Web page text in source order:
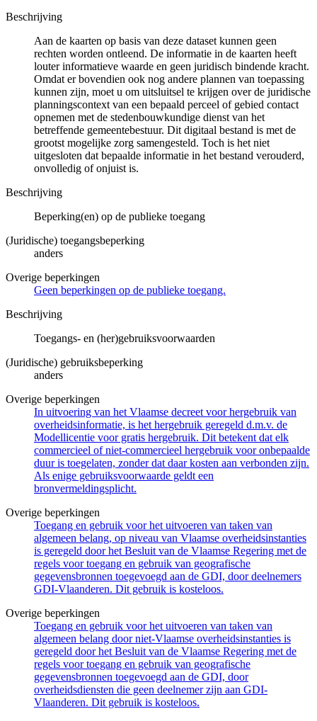
Beschrijving
Aan de kaarten op basis van deze dataset kunnen geen
rechten worden ontleend. De informatie in de kaarten heeft
louter informatieve waarde en geen juridisch bindende kracht.
Omdat er bovendien ook nog andere plannen van toepassing
kunnen zijn, moet u om uitsluitsel te krijgen over de juridische
planningscontext van een bepaald perceel of gebied contact
opnemen met de stedenbouwkundige dienst van het
betreffende gemeentebestuur. Dit digitaal bestand is met de
grootst mogelijke zorg samengesteld. Toch is het niet
uitgesloten dat bepaalde informatie in het bestand verouderd,
onvolledig of onjuist is.
Beschrijving
Beperking(en) op de publieke toegang
(Juridische) toegangsbeperking
anders
Overige beperkingen
Geen beperkingen op de publieke toegang.
Beschrijving
Toegangs- en (her)gebruiksvoorwaarden
(Juridische) gebruiksbeperking
anders
Overige beperkingen
In uitvoering van het Vlaamse decreet voor hergebruik van
overheidsinformatie, is het hergebruik geregeld d.m.v. de
Modellicentie voor gratis hergebruik. Dit betekent dat elk
commercieel of niet-commercieel hergebruik voor onbepaalde
duur is toegelaten, zonder dat daar kosten aan verbonden zijn.
Als enige gebruiksvoorwaarde geldt een
bronvermeldingsplicht.
Overige beperkingen
Toegang en gebruik voor het uitvoeren van taken van
algemeen belang, op niveau van Vlaamse overheidsinstanties
is geregeld door het Besluit van de Vlaamse Regering met de
regels voor toegang en gebruik van geografische
gegevensbronnen toegevoegd aan de GDI, door deelnemers
GDI-Vlaanderen. Dit gebruik is kosteloos.
Overige beperkingen
Toegang en gebruik voor het uitvoeren van taken van
algemeen belang door niet-Vlaamse overheidsinstanties is
geregeld door het Besluit van de Vlaamse Regering met de
regels voor toegang en gebruik van geografische
gegevensbronnen toegevoegd aan de GDI, door
overheidsdiensten die geen deelnemer zijn aan GDI-
Vlaanderen. Dit gebruik is kosteloos.